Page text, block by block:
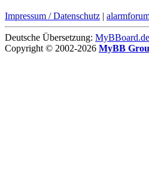
Impressum / Datenschutz |
Deutsche Übersetzung: MyBBoard.de
Copyright © 2002-2026 MyBB